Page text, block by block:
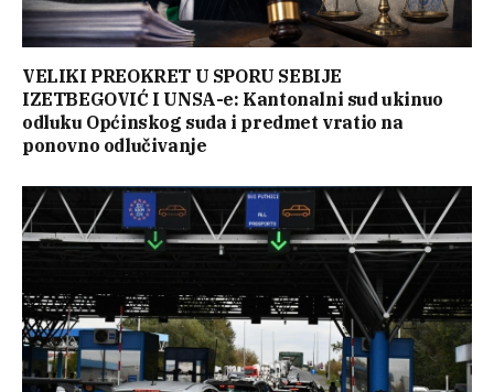
VELIKI PREOKRET U SPORU SEBIJE
IZETBEGOVIĆ I UNSA-e: Kantonalni sud ukinuo
odluku Općinskog suda i predmet vratio na
ponovno odlučivanje